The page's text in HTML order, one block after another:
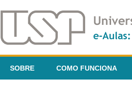
SOBRE COMO FUNCIONA